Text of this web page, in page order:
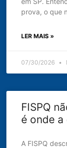
prova, o que
LER MAIS »
07/30/2026
FISPQ
é onde
A FISPQ